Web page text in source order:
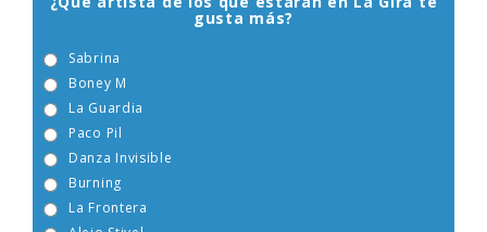
¿Qué artista de los que estarán en La Gira te
gusta más?
Boney M
Burning